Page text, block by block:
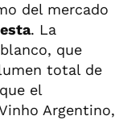
del mercado
. La
que
total de
el
Argentino,